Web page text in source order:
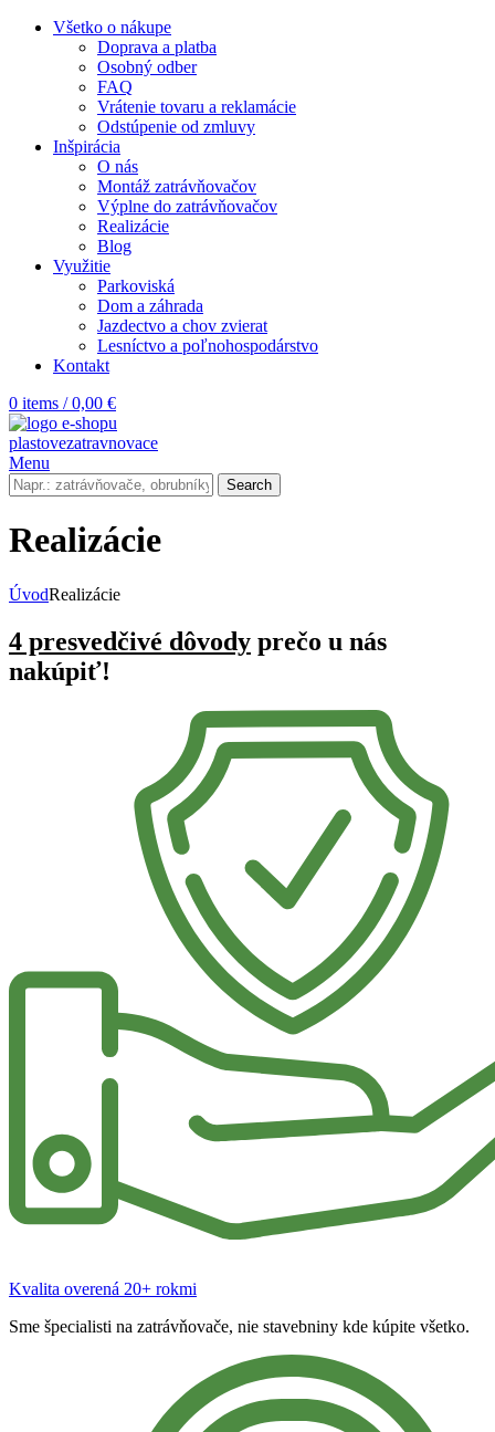
Všetko o nákupe
Doprava a platba
Osobný odber
FAQ
Vrátenie tovaru a reklamácie
Odstúpenie od zmluvy
Inšpirácia
O nás
Montáž zatrávňovačov
Výplne do zatrávňovačov
Realizácie
Blog
Využitie
Parkoviská
Dom a záhrada
Jazdectvo a chov zvierat
Lesníctvo a poľnohospodárstvo
Kontakt
0 items / 0,00 €
Menu
Search
Realizácie
ÚvodRealizácie
4 presvedčivé dôvody prečo u nás
nakúpiť!
Kvalita overená 20+ rokmi
Sme špecialisti na zatrávňovače, nie stavebniny kde kúpite všetko.